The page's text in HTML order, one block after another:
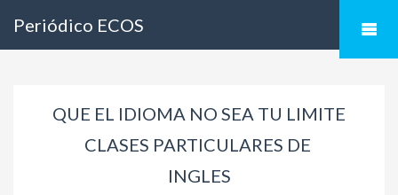
Periódico ECOS
QUE EL IDIOMA NO SEA TU LIMITE
CLASES PARTICULARES DE
INGLES